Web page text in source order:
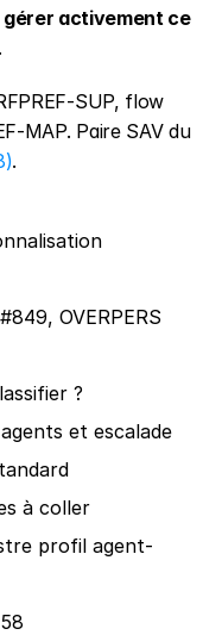
gérer activement ce
SUP, flow
MAP. Paire SAV du
.
OVERPERS
?
et escalade
à coller
profil agent-